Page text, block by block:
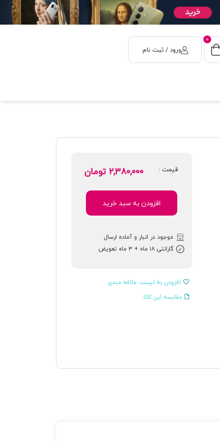
0
ورود / ثبت نام
قیمت : ۲,۳۸۰,۰۰۰تومان
افزودن به سبد خرید
موجود در انبار و آماده ارسال
گارانتی ۱۸ ماه + ۳ ماه تعویض
افزودن به لیست علاقه مندی
مقایسه این کالا